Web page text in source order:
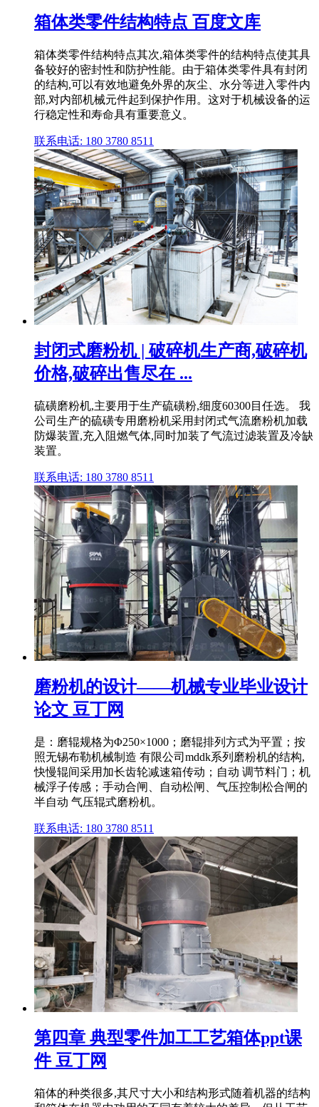
箱体类零件结构特点 百度文库
箱体类零件结构特点其次,箱体类零件的结构特点使其具
备较好的密封性和防护性能。由于箱体类零件具有封闭
的结构,可以有效地避免外界的灰尘、水分等进入零件内
部,对内部机械元件起到保护作用。这对于机械设备的运
行稳定性和寿命具有重要意义。
联系电话: 180 3780 8511
封闭式磨粉机 | 破碎机生产商,破碎机
价格,破碎出售尽在 ...
硫磺磨粉机,主要用于生产硫磺粉,细度60300目任选。 我
公司生产的硫磺专用磨粉机采用封闭式气流磨粉机加载
防爆装置,充入阻燃气体,同时加装了气流过滤装置及冷缺
装置。
联系电话: 180 3780 8511
磨粉机的设计——机械专业毕业设计
论文 豆丁网
是：磨辊规格为Φ250×1000；磨辊排列方式为平置；按
照无锡布勒机械制造 有限公司mddk系列磨粉机的结构,
快慢辊间采用加长齿轮减速箱传动；自动 调节料门；机
械浮子传感；手动合闸、自动松闸、气压控制松合闸的
半自动 气压辊式磨粉机。
联系电话: 180 3780 8511
第四章 典型零件加工工艺箱体ppt课
件 豆丁网
箱体的种类很多,其尺寸大小和结构形式随着机器的结构